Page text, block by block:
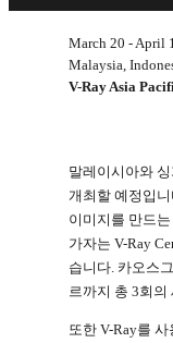
March 20 - April
Malaysia,
V-Ray Asia
말레이시아와
개최할 예정입
이미지를 만드
가자는 V-Ray
습니다. 카오스
르까지 총 3회의
또한 V-Ray를